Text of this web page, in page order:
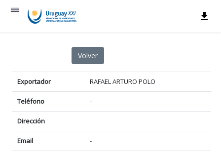
Exportador RAFAEL ARTURO POLO
Teléfono -
Dirección
Email -